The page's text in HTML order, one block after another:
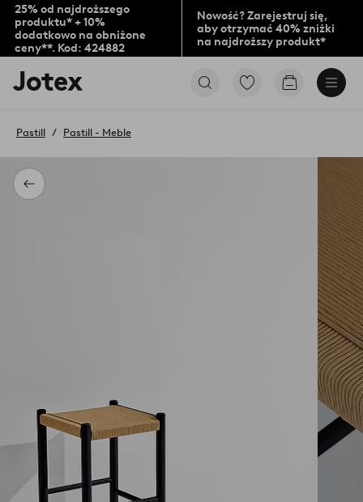
25% od najdroższego
produktu* + 10%
dodatkowo na obniżone
ceny**. Kod: 424882
Nowość? Zarejestruj się,
aby otrzymać 40% zniżki
na najdroższy produkt*
Logo
Jotex
na
stronę
PrzejdźPrzejdź
Powrót
Pastill Pastill - Meble